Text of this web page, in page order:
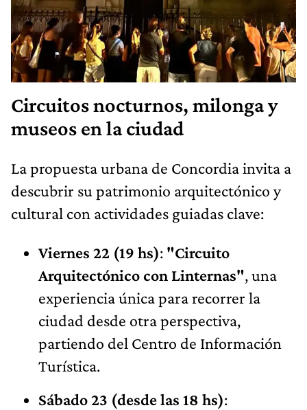
Circuitos nocturnos, milonga y
museos en la ciudad
La propuesta urbana de Concordia invita a
descubrir su patrimonio arquitectónico y
cultural con actividades guiadas clave:
Viernes 22 (19 hs): "Circuito
Arquitectónico con Linternas", una
experiencia única para recorrer la
ciudad desde otra perspectiva,
partiendo del Centro de Información
Turística.
Sábado 23 (desde las 18 hs):